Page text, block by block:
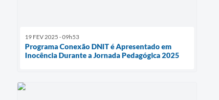
19 FEV 2025 - 09h53
Programa Conexão DNIT é Apresentado em
Inocência Durante a Jornada Pedagógica 2025